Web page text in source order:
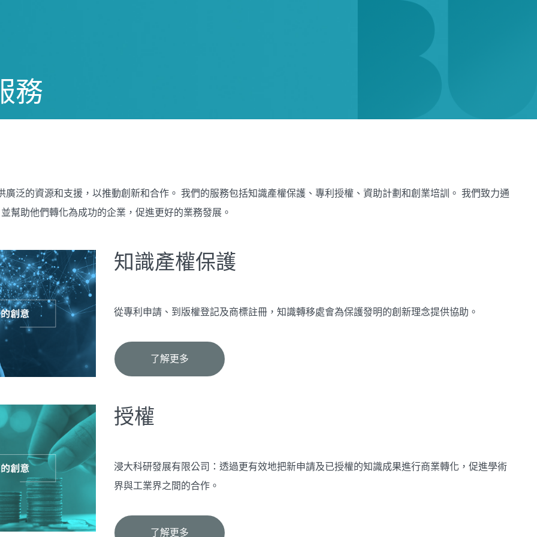
務
泛的資源和支援，以推動創新和合作。 我們的服務包括知識產權保護、專利授權、資助計劃和創業培訓。 我們致力通
幫助他們轉化為成功的企業，促進更好的業務發展。
知識產權保護
從專利申請、到版權登記及商標註冊，知識轉移處會為保護發明的創新理念提供協助。
了解更多
授權
浸大科研發展有限公司：透過更有效地把新申請及已授權的知識成果進行商業轉化，促進學術
界與工業界之間的合作。
了解更多